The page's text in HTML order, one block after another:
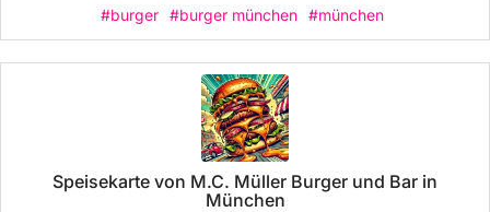
#burger #burger münchen #münchen
Speisekarte von M.C. Müller Burger und Bar in
München